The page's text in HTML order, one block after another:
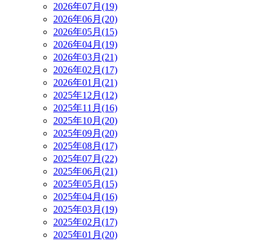
2026年07月(19)
2026年06月(20)
2026年05月(15)
2026年04月(19)
2026年03月(21)
2026年02月(17)
2026年01月(21)
2025年12月(12)
2025年11月(16)
2025年10月(20)
2025年09月(20)
2025年08月(17)
2025年07月(22)
2025年06月(21)
2025年05月(15)
2025年04月(16)
2025年03月(19)
2025年02月(17)
2025年01月(20)